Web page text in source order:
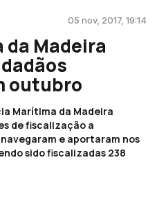
05 nov, 2017, 19:14
Madeira
outubro
Marítima da Madeira
de fiscalização a
e aportaram nos
sido fiscalizadas 238